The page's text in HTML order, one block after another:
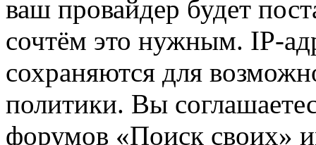
ваш провайдер будет
сочтём это нужным. IP-
сохраняются для
политики. Вы
форумов «Поиск своих»